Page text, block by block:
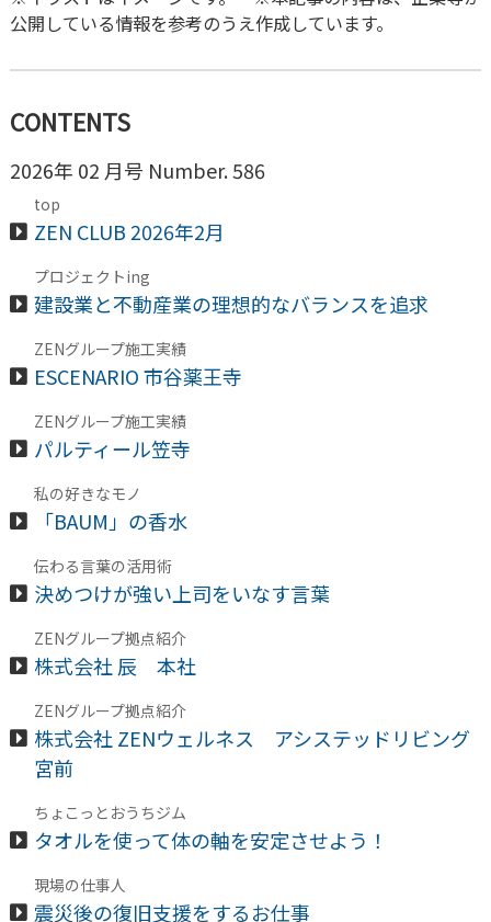
公開している情報を参考のうえ作成しています。
CONTENTS
2026年 02 月号 Number. 586
top
ZEN CLUB 2026年2月
プロジェクトing
建設業と不動産業の理想的なバランスを追求
ZENグループ施工実績
ESCENARIO 市谷薬王寺
ZENグループ施工実績
パルティール笠寺
私の好きなモノ
「BAUM」の香水
伝わる言葉の活用術
決めつけが強い上司をいなす言葉
ZENグループ拠点紹介
株式会社 辰 本社
ZENグループ拠点紹介
株式会社 ZENウェルネス アシステッドリビング
宮前
ちょこっとおうちジム
タオルを使って体の軸を安定させよう！
現場の仕事人
震災後の復旧支援をするお仕事